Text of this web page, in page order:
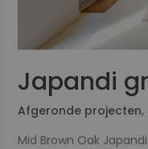
Japandi
Afgeronde projecten,
Mid Brown Oak